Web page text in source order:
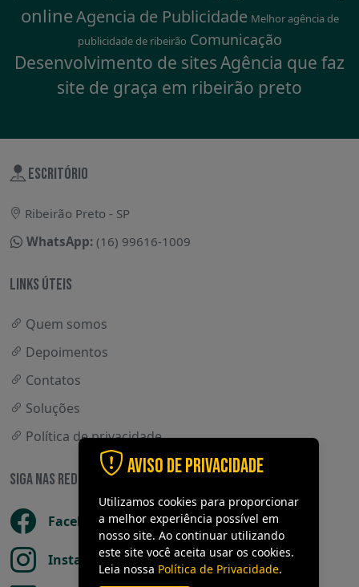
onlineAgencia de Publicidade Melhor agência de
publicidade de ribeirão Comunicação
Desenvolvimento de sitesAgência que faz
site de graça em ribeirão preto
ESCRITÓRIO
Ribeirão Preto - SP
WhatsApp: (16) 99616-1009
LINKS ÚTEIS
Quem somos
Depoimentos
Contatos
Soluções
Política de privacidade
SIGA NAS REDES SOCIAIS
Facebook
Instagram
Aviso de Privacidade
Utilizamos cookies para proporcionar
a melhor experiência possível em
nosso site. Ao continuar utilizando
este site você aceita usar os cookies.
Leia nossa Política de Privacidade.